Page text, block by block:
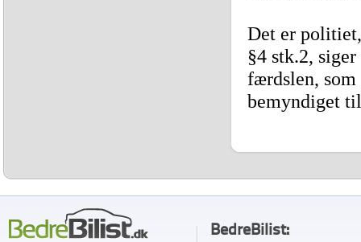
Det er
§4 stk.2,
færdslen,
bemyndiget
BedreBilist: